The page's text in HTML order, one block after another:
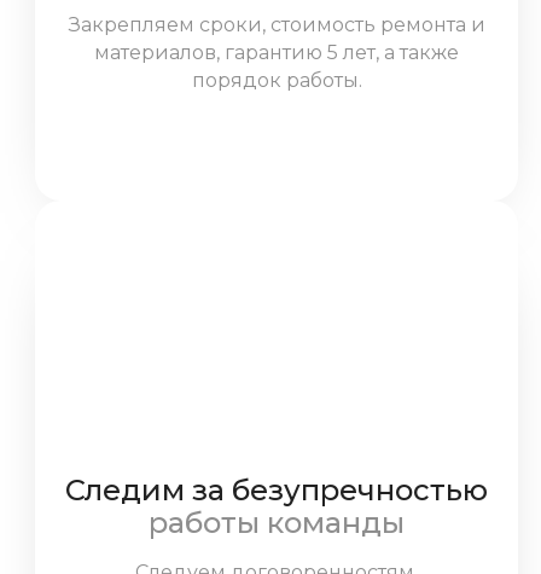
Закрепляем сроки, стоимость ремонта и
материалов, гарантию 5 лет, а также
порядок работы.
Следим за безупречностью
работы команды